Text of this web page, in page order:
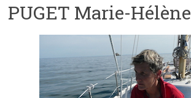
biennale
internationale
d'aquarelle
PUGET Marie-Hélène